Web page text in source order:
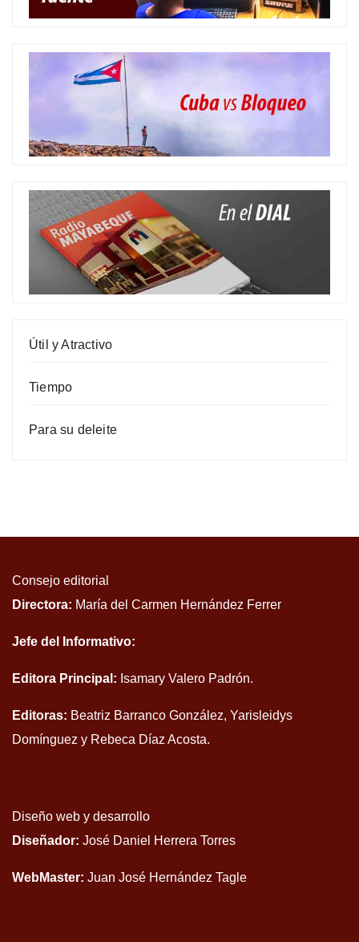
Útil y Atractivo
Tiempo
Para su deleite
Consejo editorial
Directora: María del Carmen Hernández Ferrer
Jefe del Informativo:
Editora Principal: Isamary Valero Padrón.
Editoras: Beatriz Barranco González, Yarisleidys
Domínguez y Rebeca Díaz Acosta.
Diseño web y desarrollo
Diseñador: José Daniel Herrera Torres
WebMaster: Juan José Hernández Tagle